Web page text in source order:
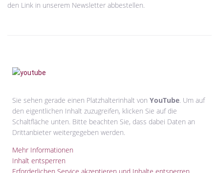
den Link in unserem Newsletter abbestellen.
Sie sehen gerade einen Platzhalterinhalt von YouTube. Um auf
den eigentlichen Inhalt zuzugreifen, klicken Sie auf die
Schaltfläche unten. Bitte beachten Sie, dass dabei Daten an
Drittanbieter weitergegeben werden.
Mehr Informationen
Inhalt entsperren